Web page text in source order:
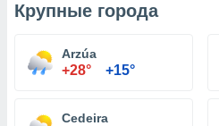
Крупные города
Arzúa
+28° +15°
Cedeira